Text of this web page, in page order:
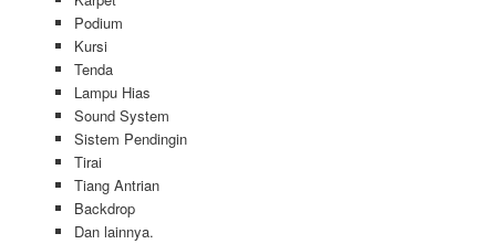
Podium
Kursi
Tenda
Lampu Hias
Sound System
Sistem Pendingin
Tirai
Tiang Antrian
Backdrop
Dan lainnya.